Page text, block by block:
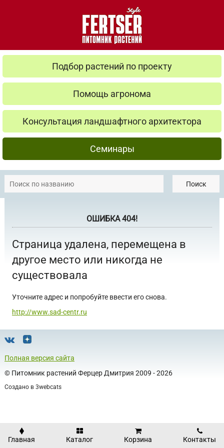
Подбор растений по проекту
Помощь агронома
Консультация ландшафтного архитектора
Семинары
Поиск
ОШИБКА 404!
Страница удалена, перемещена в
другое место или никогда не
существовала
Уточните адрес и попробуйте ввести его снова.
http://www.sad-centr.ru
Полная версия сайта
© Питомник растений Ферцер Дмитрия 2009 - 2026
Создано в 3webcats
Главная Каталог Корзина Контакты